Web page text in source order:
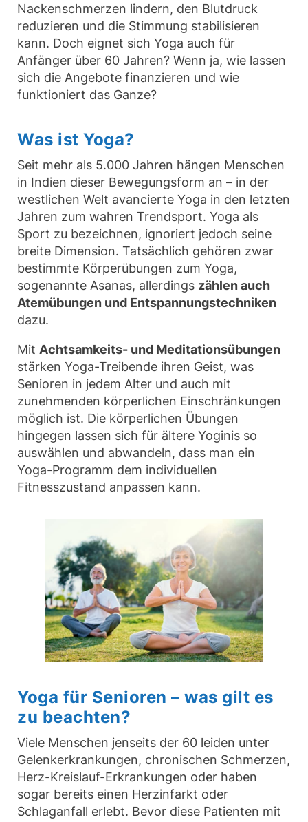
Nackenschmerzen lindern, den Blutdruck
reduzieren und die Stimmung stabilisieren
kann. Doch eignet sich Yoga auch für
Anfänger über 60 Jahren? Wenn ja, wie lassen
sich die Angebote finanzieren und wie
funktioniert das Ganze?
Was ist Yoga?
Seit mehr als 5.000 Jahren hängen Menschen
in Indien dieser Bewegungsform an – in der
westlichen Welt avancierte Yoga in den letzten
Jahren zum wahren Trendsport. Yoga als
Sport zu bezeichnen, ignoriert jedoch seine
breite Dimension. Tatsächlich gehören zwar
bestimmte Körperübungen zum Yoga,
sogenannte Asanas, allerdings zählen auch
Atemübungen und Entspannungstechniken
dazu.
Mit Achtsamkeits- und Meditationsübungen
stärken Yoga-Treibende ihren Geist, was
Senioren in jedem Alter und auch mit
zunehmenden körperlichen Einschränkungen
möglich ist. Die körperlichen Übungen
hingegen lassen sich für ältere Yoginis so
auswählen und abwandeln, dass man ein
Yoga-Programm dem individuellen
Fitnesszustand anpassen kann.
Yoga für Senioren – was gilt es
zu beachten?
Viele Menschen jenseits der 60 leiden unter
Gelenkerkrankungen, chronischen Schmerzen,
Herz-Kreislauf-Erkrankungen oder haben
sogar bereits einen Herzinfarkt oder
Schlaganfall erlebt. Bevor diese Patienten mit